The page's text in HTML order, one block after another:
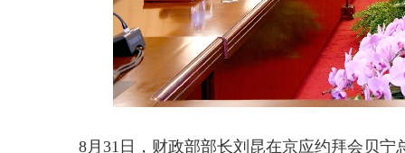
8月31日 ，财政部部长刘昆在京应约拜会贝